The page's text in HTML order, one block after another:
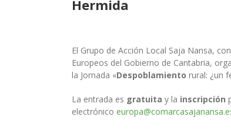
Hermida
El Grupo de Acción Local Saja Nansa,
Europeos del Gobierno de Cantabria,
la Jornada «Despoblamiento rural: ¿un
La entrada es gratuita y la inscripción
electrónico